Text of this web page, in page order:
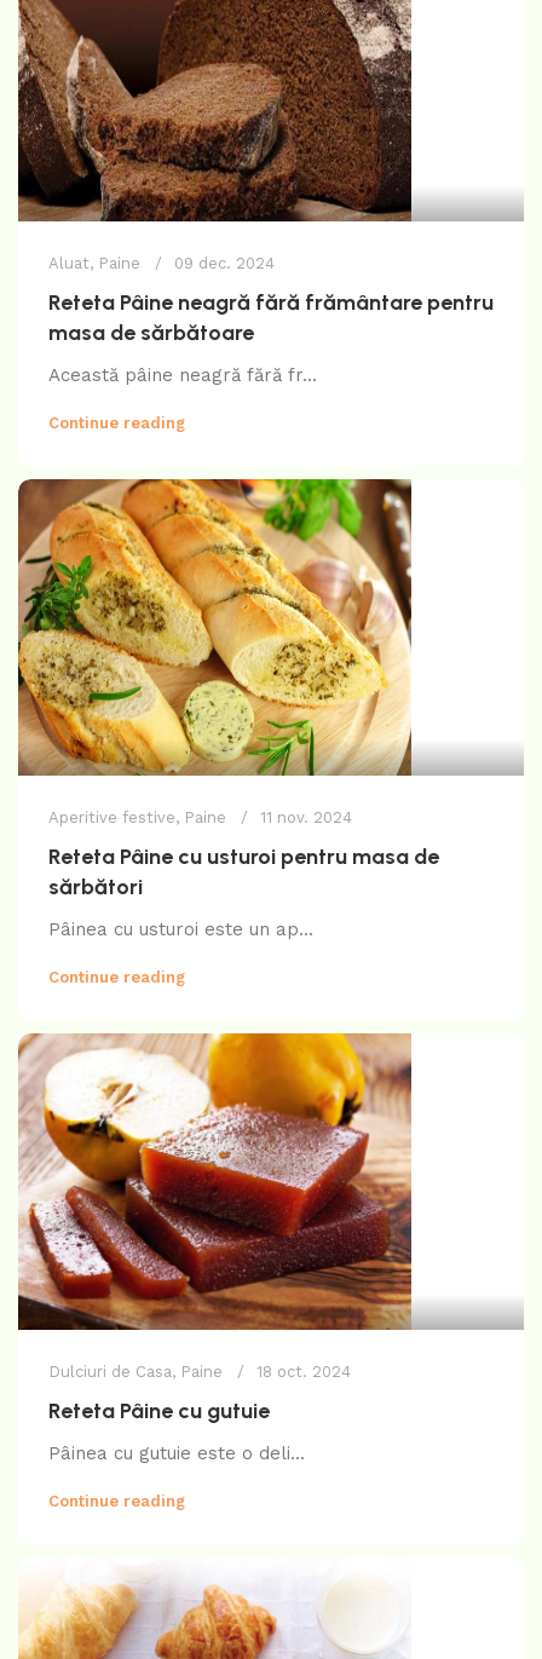
Aluat, Paine 09 dec. 2024
Reteta Pâine neagră fără frământare pentru
masa de sărbătoare
Această pâine neagră fără fr...
Continue reading
Aperitive festive, Paine 11 nov. 2024
Reteta Pâine cu usturoi pentru masa de
sărbători
Pâinea cu usturoi este un ap...
Continue reading
Dulciuri de Casa, Paine 18 oct. 2024
Reteta Pâine cu gutuie
Pâinea cu gutuie este o deli...
Continue reading